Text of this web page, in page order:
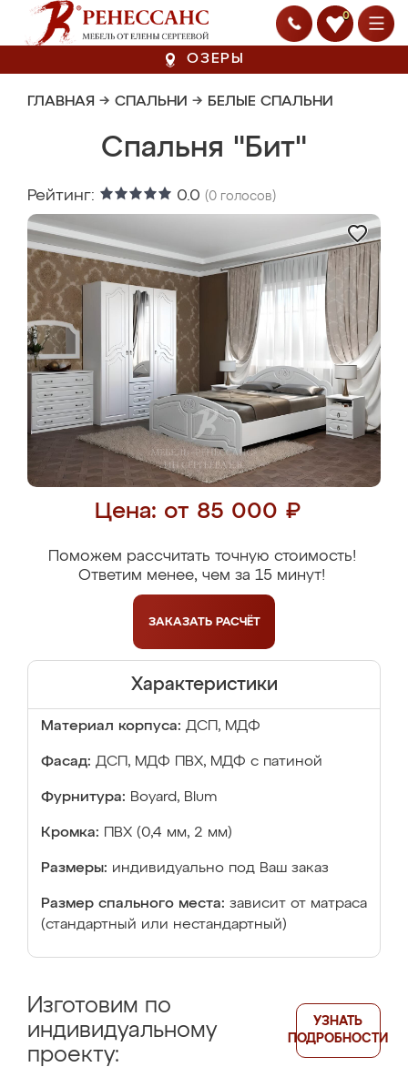
0
ОЗЕРЫ
ГЛАВНАЯ → СПАЛЬНИ → БЕЛЫЕ СПАЛЬНИ
Спальня "Бит"
Рейтинг: 0.0 (0 голосов)
Цена: от 85 000 ₽
Поможем рассчитать точную стоимость!
Ответим менее, чем за 15 минут!
ЗАКАЗАТЬ РАСЧЁТ
Характеристики
Материал корпуса: ДСП, МДФ
Фасад: ДСП, МДФ ПВХ, МДФ с патиной
Фурнитура: Boyard, Blum
Кромка: ПВХ (0,4 мм, 2 мм)
Размеры: индивидуально под Ваш заказ
Размер спального места: зависит от матраса
(стандартный или нестандартный)
Изготовим по
индивидуальному
проекту:
УЗНАТЬ
ПОДРОБНОСТИ